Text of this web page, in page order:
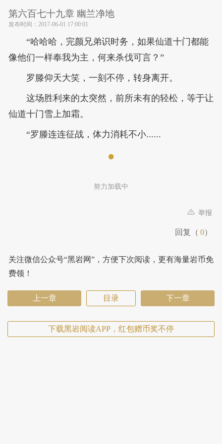
第六百七十九章 幽兰净地
发布时间： 2017-06-01 17:00:01
“哈哈哈，完颜兄弟识时务，如果仙道十门都能
像他们一样奉我为主，何来杀伐可言？”
罗滕仰天大笑，一刻不停，转身离开。
这场胜利来的太突然，前所未有的轻松，等于让
仙道十门雪上加霜。
“罗滕连连征战，体力消耗不小......
努力加载中
举报
回复（ 0）
关注微信公众号“黑岩网”，方便下次阅读，更有海量岩币免
费领！
上一章 目录 下一章
下载黑岩阅读APP，红包赠币奖不停